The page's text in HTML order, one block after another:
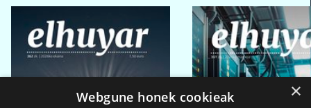
×
Webgune honek cookieak